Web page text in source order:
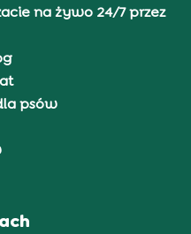
na żywo 24/7 przez
psów